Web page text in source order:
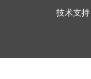
技术支